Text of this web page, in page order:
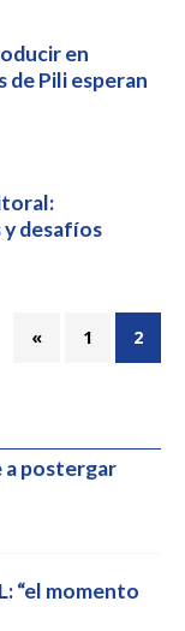
en
Pili esperan
y desafíos
« 1 2
a postergar
“el momento